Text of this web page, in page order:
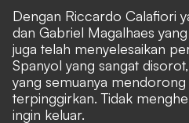
Dengan Riccardo Calafiori
dan Gabriel Magalhaes
juga telah menyelesaikan
Spanyol yang sangat
yang semuanya
terpinggirkan. Tidak
ingin keluar.